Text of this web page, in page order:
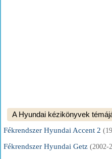
A Hyundai kézikönyvek
Fékrendszer Hyundai Accent 2
Fékrendszer Hyundai Getz (2002-